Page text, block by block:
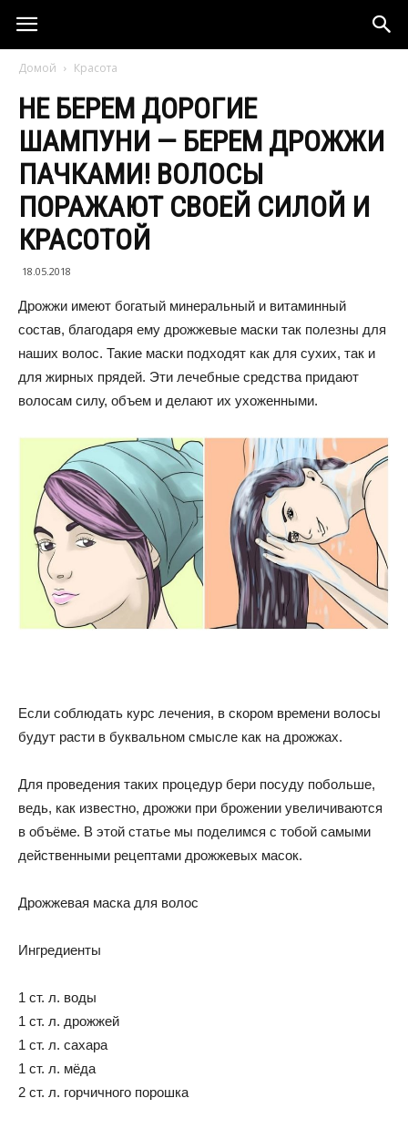
Домой Красота
НЕ БЕРЕМ ДОРОГИЕ
ШАМПУНИ — БЕРЕМ ДРОЖЖИ
ПАЧКАМИ! ВОЛОСЫ
ПОРАЖАЮТ СВОЕЙ СИЛОЙ И
КРАСОТОЙ
18.05.2018
Дрожжи имеют богатый минеральный и витаминный
состав, благодаря ему дрожжевые маски так полезны для
наших волос. Такие маски подходят как для сухих, так и
для жирных прядей. Эти лечебные средства придают
волосам силу, объем и делают их ухоженными.
Если соблюдать курс лечения, в скором времени волосы
будут расти в буквальном смысле как на дрожжах.
Для проведения таких процедур бери посуду побольше,
ведь, как известно, дрожжи при брожении увеличиваются
в объёме. В этой статье мы поделимся с тобой самыми
действенными рецептами дрожжевых масок.
Дрожжевая маска для волос
Ингредиенты
1 ст. л. воды
1 ст. л. дрожжей
1 ст. л. сахара
1 ст. л. мёда
2 ст. л. горчичного порошка